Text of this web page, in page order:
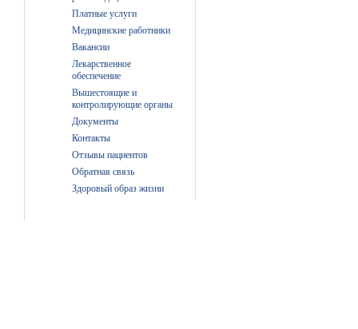
Платные услуги
Медицинские работники
Вакансии
Лекарственное
обеспечение
Вышестоящие и
контролирующие органы
Документы
Контакты
Отзывы пациентов
Обратная связь
Здоровый образ жизни